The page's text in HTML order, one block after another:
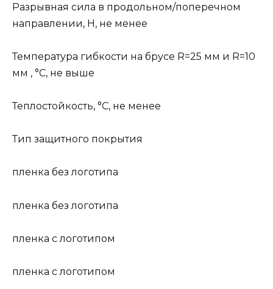
Разрывная сила в продольном/поперечном
направлении, Н, не менее
Температура гибкости на брусе R=25 мм и R=10
мм , °С, не выше
Теплостойкость, °С, не менее
Тип защитного покрытия
пленка без логотипа
пленка без логотипа
пленка с логотипом
пленка с логотипом